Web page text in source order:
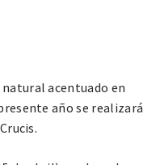
acentuado en
año se realizará